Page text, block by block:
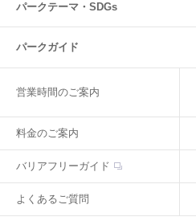
パークテーマ・SDGs
パークガイド
営業時間のご案内
料金のご案内
バリアフリーガイド
よくあるご質問